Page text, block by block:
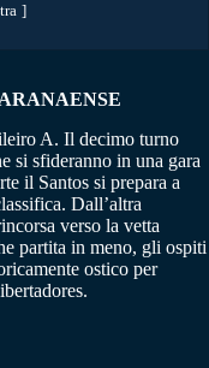
A. Il decimo turno
si sfideranno in una gara
il Santos si prepara a
Dall’altra
verso la vetta
partita in meno, gli ospiti
ostico per